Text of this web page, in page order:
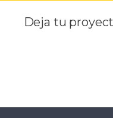
Deja tu